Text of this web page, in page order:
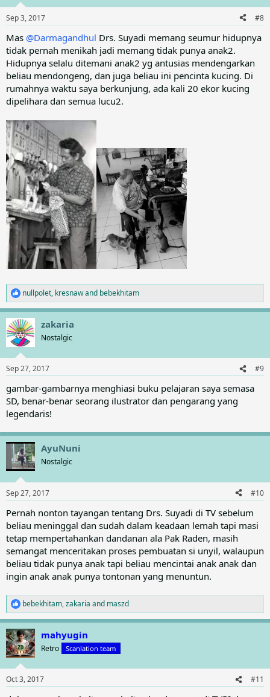
s
Sep 3, 2017 #8
Mas @Darmagandhul Drs. Suyadi memang seumur hidupnya
tidak pernah menikah jadi memang tidak punya anak2.
Hidupnya selalu ditemani anak2 yg antusias mendengarkan
beliau mendongeng, dan juga beliau ini pencinta kucing. Di
rumahnya waktu saya berkunjung, ada kali 20 ekor kucing
dipelihara dan semua lucu2.
R
e
a
c
t
i
s
nullpolet, kresnawand bebekhitam
zakaria
Nostalgic
Sep 27, 2017 #9
gambar-gambarnya menghiasi buku pelajaran saya semasa
SD, benar-benar seorang ilustrator dan pengarang yang
legendaris!
AyuNuni
Nostalgic
Sep 27, 2017 #10
Pernah nonton tayangan tentang Drs. Suyadi di TV sebelum
beliau meninggal dan sudah dalam keadaan lemah tapi masi
tetap mempertahankan dandanan ala Pak Raden, masih
semangat menceritakan proses pembuatan si unyil, walaupun
beliau tidak punya anak tapi beliau mencintai anak anak dan
ingin anak anak punya tontonan yang menuntun.
R
e
a
c
t
i
n
s
:
bebekhitam,zakaria and maszd
mahyugin
Retro Scanlation team
Oct 3, 2017 #11